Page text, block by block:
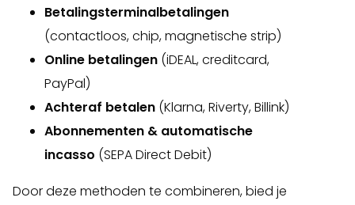
Betalingsterminalbetalingen
(contactloos, chip, magnetische strip)
Online betalingen (iDEAL, creditcard,
PayPal)
Achteraf betalen (Klarna, Riverty, Billink)
Abonnementen & automatische
incasso (SEPA Direct Debit)
Door deze methoden te combineren, bied je